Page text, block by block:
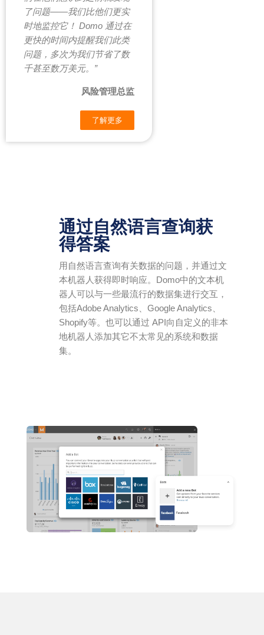
了问题——我们比他们更实
时地监控它！ Domo 通过在
更快的时间内提醒我们此类
问题，多次为我们节省了数
千甚至数万美元。”
风险管理总监
了解更多
通过自然语言查询获
得答案
用自然语言查询有关数据的问题，并通过文
本机器人获得即时响应。Domo中的文本机
器人可以与一些最流行的数据集进行交互，
包括Adobe Analytics、Google Analytics、
Shopify等。也可以通过 API向自定义的非本
地机器人添加其它不太常见的系统和数据
集。